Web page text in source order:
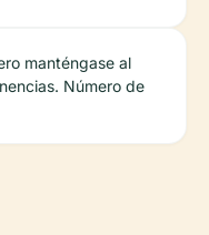
manténgase al
Número de